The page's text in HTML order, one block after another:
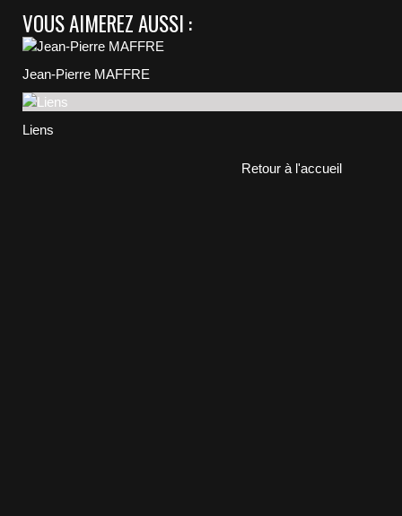
VOUS AIMEREZ AUSSI :
Jean-Pierre MAFFRE
Liens
Retour à l'accueil